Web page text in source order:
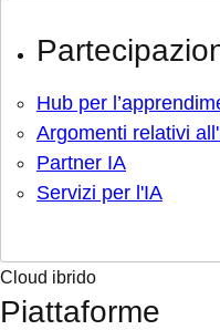
Hub per
Argomenti relativi
Partner IA
Servizi per l'IA
Cloud ibrido
Piattaforme